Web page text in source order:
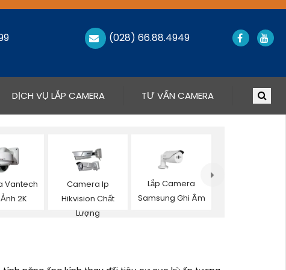
(028) 66.88.4949
DỊCH VỤ LẮP CAMERA TƯ VẤN CAMERA
Vantech
2K
Camera Ip
Hikvision Chất
Lượng
Lắp Camera
Samsung Ghi Âm